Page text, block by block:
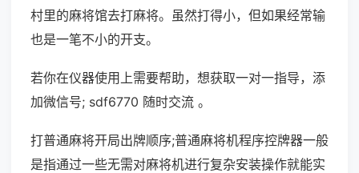
村里的麻将馆去打麻将。虽然打得小，但如果经常输
也是一笔不小的开支。
若你在仪器使用上需要帮助，想获取一对一指导，添
加微信号; sdf6770 随时交流 。
打普通麻将开局出牌顺序;普通麻将机程序控牌器一般
是指通过一些无需对麻将机进行复杂安装操作就能实